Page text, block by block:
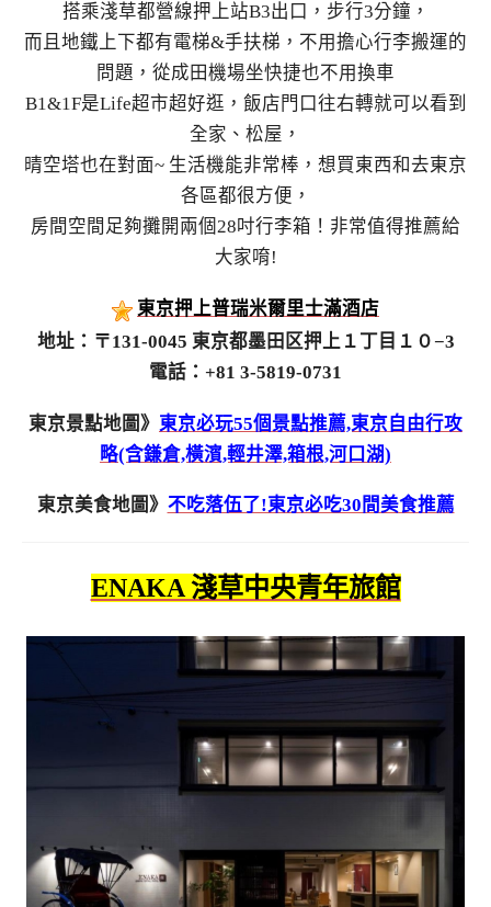
搭乘淺草都營線押上站B3出口，步行3分鐘，
而且地鐵上下都有電梯&手扶梯，不用擔心行李搬運的
問題，從成田機場坐快捷也不用換車
B1&1F是Life超市超好逛，飯店門口往右轉就可以看到
全家、松屋，
晴空塔也在對面~ 生活機能非常棒，想買東西和去東京
各區都很方便，
房間空間足夠攤開兩個28吋行李箱！非常值得推薦給
大家唷!
東京押上普瑞米爾里士滿酒店
地址：〒131-0045 東京都墨田区押上１丁目１０−3
電話：+81 3-5819-0731
東京景點地圖》 東京必玩55個景點推薦,東京自由行攻
略(含鎌倉,橫濱,輕井澤,箱根,河口湖)
東京美食地圖》 不吃落伍了!東京必吃30間美食推薦
ENAKA 淺草中央青年旅館